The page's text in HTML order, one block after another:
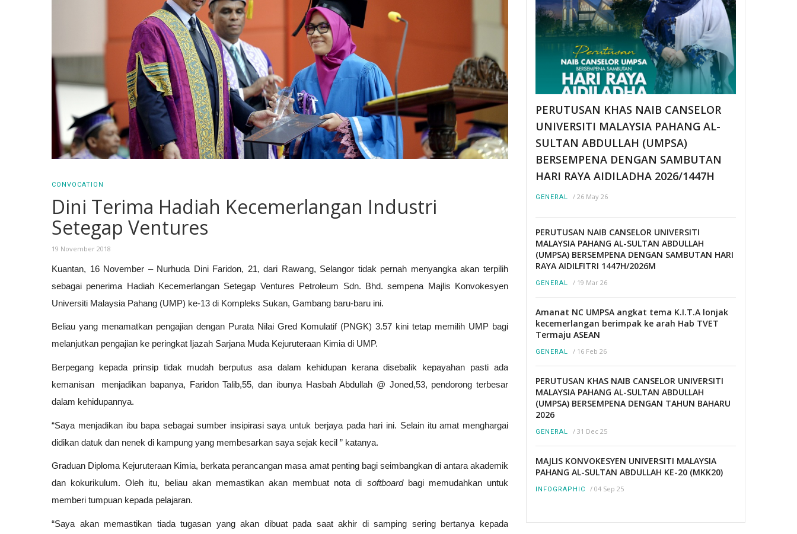
CONVOCATION
Dini Terima Hadiah Kecemerlangan Industri
Setegap Ventures
19 November 2018
Kuantan, 16 November – Nurhuda Dini Faridon, 21, dari Rawang, Selangor tidak pernah menyangka akan terpilih
sebagai penerima Hadiah Kecemerlangan Setegap Ventures Petroleum Sdn. Bhd. sempena Majlis Konvokesyen
Universiti Malaysia Pahang (UMP) ke-13 di Kompleks Sukan, Gambang baru-baru ini.
Beliau yang menamatkan pengajian dengan Purata Nilai Gred Komulatif (PNGK) 3.57 kini tetap memilih UMP bagi
melanjutkan pengajian ke peringkat Ijazah Sarjana Muda Kejuruteraan Kimia di UMP.
Berpegang kepada prinsip tidak mudah berputus asa dalam kehidupan kerana disebalik kepayahan pasti ada
kemanisan
menjadikan bapanya, Faridon Talib,55, dan ibunya Hasbah Abdullah @ Joned,53, pendorong terbesar
dalam kehidupannya.
“Saya menjadikan ibu bapa sebagai sumber insipirasi saya untuk berjaya pada hari ini. Selain itu amat menghargai
didikan datuk dan nenek di kampung yang membesarkan saya sejak kecil ” katanya.
Graduan Diploma Kejuruteraan Kimia, berkata perancangan masa amat penting bagi seimbangkan di antara akademik
dan kokurikulum. Oleh itu, beliau akan memastikan akan membuat nota di softboardbagi memudahkan untuk
memberi tumpuan kepada pelajaran.
“Saya akan memastikan tiada tugasan yang akan dibuat pada saat akhir di samping sering bertanya kepada
PERUTUSAN KHAS NAIB CANSELOR
UNIVERSITI MALAYSIA PAHANG AL-
SULTAN ABDULLAH (UMPSA)
BERSEMPENA DENGAN SAMBUTAN
HARI RAYA AIDILADHA 2026/1447H
GENERAL / 26 May 26
PERUTUSAN NAIB CANSELOR UNIVERSITI
MALAYSIA PAHANG AL-SULTAN ABDULLAH
(UMPSA) BERSEMPENA DENGAN SAMBUTAN HARI
RAYA AIDILFITRI 1447H/2026M
GENERAL / 19 Mar 26
Amanat NC UMPSA angkat tema K.I.T.A lonjak
kecemerlangan berimpak ke arah Hab TVET
Termaju ASEAN
GENERAL / 16 Feb 26
PERUTUSAN KHAS NAIB CANSELOR UNIVERSITI
MALAYSIA PAHANG AL-SULTAN ABDULLAH
(UMPSA) BERSEMPENA DENGAN TAHUN BAHARU
2026
GENERAL / 31 Dec 25
MAJLIS KONVOKESYEN UNIVERSITI MALAYSIA
PAHANG AL-SULTAN ABDULLAH KE-20 (MKK20)
INFOGRAPHIC / 04 Sep 25